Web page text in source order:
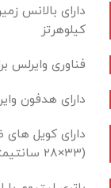
کیلوهرتز
فناوری
دارای هدفون
(۳۳×۲۸ سانتیمتر)